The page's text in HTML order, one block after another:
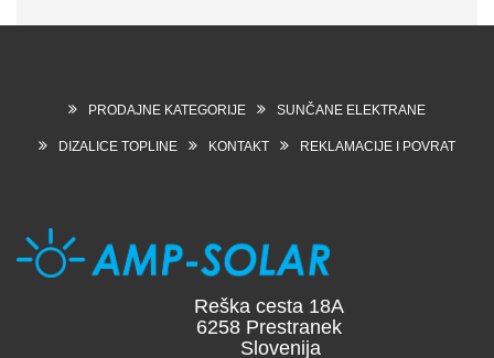
PRODAJNE KATEGORIJE SUNČANE ELEKTRANE
DIZALICE TOPLINE KONTAKT REKLAMACIJE I POVRAT
Reška cesta 18A
6258 Prestranek
Slovenija